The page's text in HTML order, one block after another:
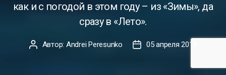
как и с погодой в этом году – из «Зимы», да
сразу в «Лето».
АвторАвтор: Andrei Peresunko
Дата05 апреля 2018